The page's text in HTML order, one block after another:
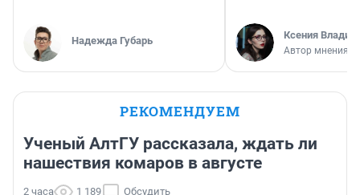
Надежда Губарь Ксения
Автор мнения
РЕКОМЕНДУЕМ
Ученый АлтГУ рассказала, ждать ли
нашествия комаров в августе
2 часа 1 189 Обсудить